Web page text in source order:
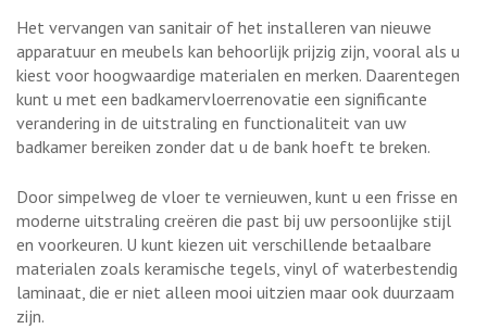
Het vervangen van sanitair of het installeren van nieuwe
apparatuur en meubels kan behoorlijk prijzig zijn, vooral als u
kiest voor hoogwaardige materialen en merken. Daarentegen
kunt u met een badkamervloerrenovatie een significante
verandering in de uitstraling en functionaliteit van uw
badkamer bereiken zonder dat u de bank hoeft te breken.
Door simpelweg de vloer te vernieuwen, kunt u een frisse en
moderne uitstraling creëren die past bij uw persoonlijke stijl
en voorkeuren. U kunt kiezen uit verschillende betaalbare
materialen zoals keramische tegels, vinyl of waterbestendig
laminaat, die er niet alleen mooi uitzien maar ook duurzaam
zijn.